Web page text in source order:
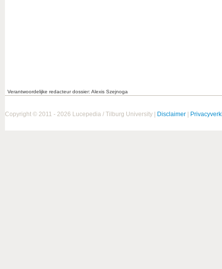
Verantwoordelijke redacteur dossier: Alexis Szejnoga
Copyright © 2011 - 2026 Lucepedia / Tilburg University | Disclaimer